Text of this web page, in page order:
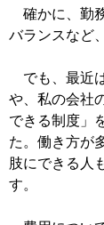
確かに、勤
バランスなど
でも、最近
や、私の会社
できる制度」
た。働き方が
肢にできる人
す。